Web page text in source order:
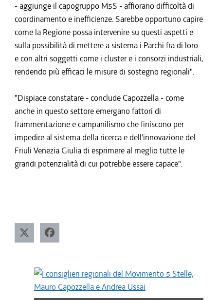
- aggiunge il capogruppo M5S - affiorano difficoltà di
coordinamento e inefficienze. Sarebbe opportuno capire
come la Regione possa intervenire su questi aspetti e
sulla possibilità di mettere a sistema i Parchi fra di loro
e con altri soggetti come i cluster e i consorzi industriali,
rendendo più efficaci le misure di sostegno regionali".
"Dispiace constatare - conclude Capozzella - come
anche in questo settore emergano fattori di
frammentazione e campanilismo che finiscono per
impedire al sistema della ricerca e dell'innovazione del
Friuli Venezia Giulia di esprimere al meglio tutte le
grandi potenzialità di cui potrebbe essere capace".